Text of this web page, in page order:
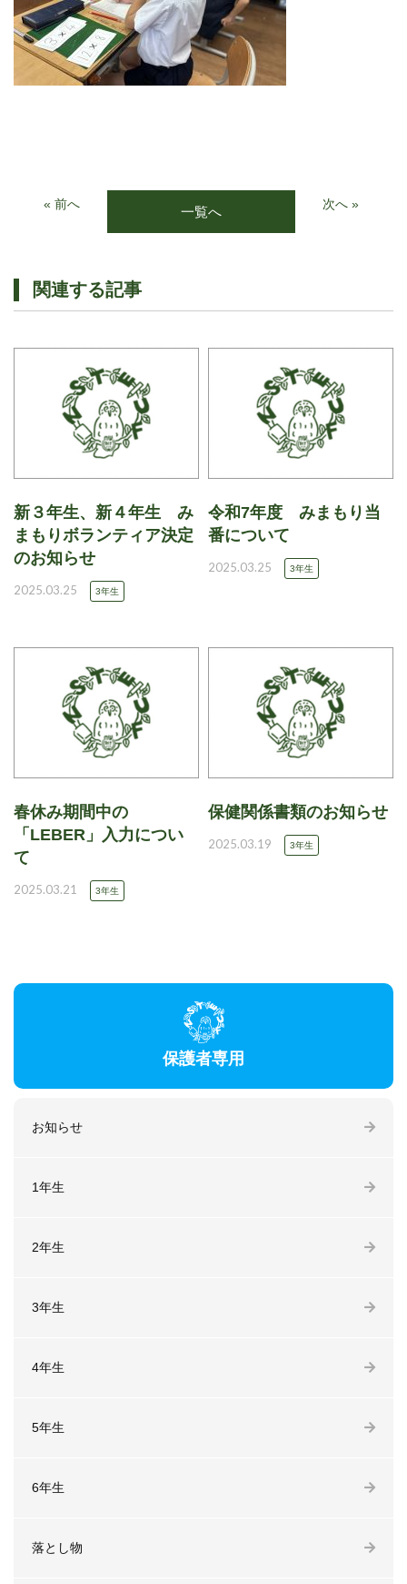
« 前へ 一覧へ 次へ »
関連する記事
新３年生、新４年生 み
まもりボランティア決定
のお知らせ
2025.03.25 3年生
令和7年度 みまもり当
番について
2025.03.25 3年生
春休み期間中の
「LEBER」入力につい
て
2025.03.21 3年生
保健関係書類のお知らせ
2025.03.19 3年生
保護者専用
お知らせ
1年生
2年生
3年生
4年生
5年生
6年生
落とし物